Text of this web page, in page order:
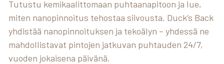
Tutustu kemikaalittomaan puhtaanapitoon ja lue,
miten nanopinnoitus tehostaa siivousta. Duck’s Back
yhdistää nanopinnoituksen ja tekoälyn – yhdessä ne
mahdollistavat pintojen jatkuvan puhtauden 24/7,
vuoden jokaisena päivänä.